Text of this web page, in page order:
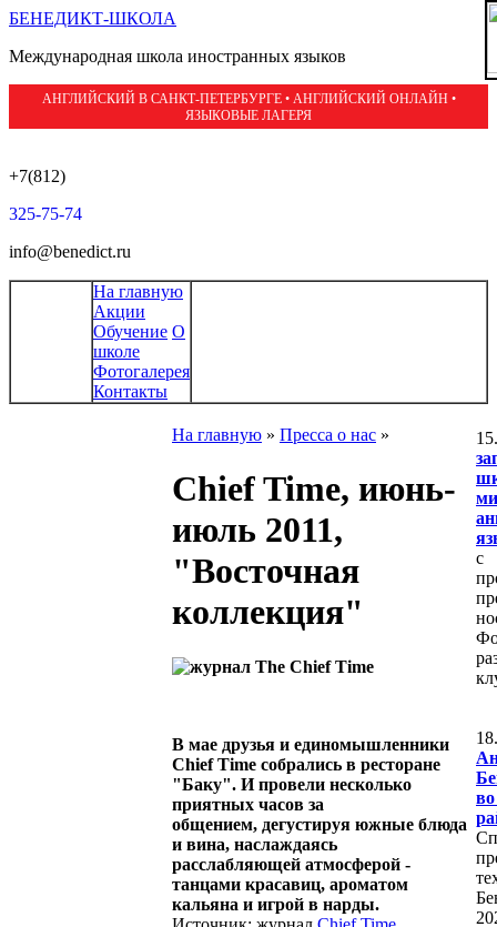
БЕНЕДИКТ-ШКОЛА
Международная школа иностранных языков
АНГЛИЙСКИЙ В САНКТ-ПЕТЕРБУРГЕ • АНГЛИЙСКИЙ ОНЛАЙН •
ЯЗЫКОВЫЕ ЛАГЕРЯ
+7(812)
325-75-74
info@benedict.ru
На главную
Акции
Обучение О
школе
Фотогалерея
Контакты
На главную » Пресса о нас »
Chief Time, июнь-
июль 2011,
"Восточная
коллекция"
В мае друзья и единомышленники
Chief Time собрались в ресторане
"Баку". И провели несколько
приятных часов за
общением, дегустируя южные блюда
и вина, наслаждаясь
расслабляющей атмосферой -
танцами красавиц, ароматом
кальяна и игрой в нарды.
с